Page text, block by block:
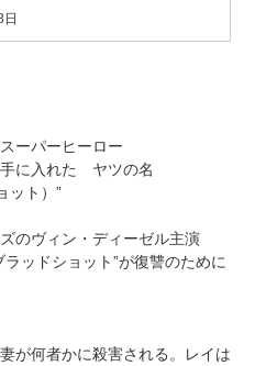
ーパーヒーロー
に入れた ヤツの名
ット）”
のヴィン・ディーゼル主演
ッドショット”が復讐のために
が何者かに殺害される。レイは